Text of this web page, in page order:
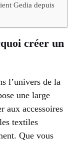
Gedia depuis
créer un
l’univers de la
une large
aux accessoires
textiles
Que vous